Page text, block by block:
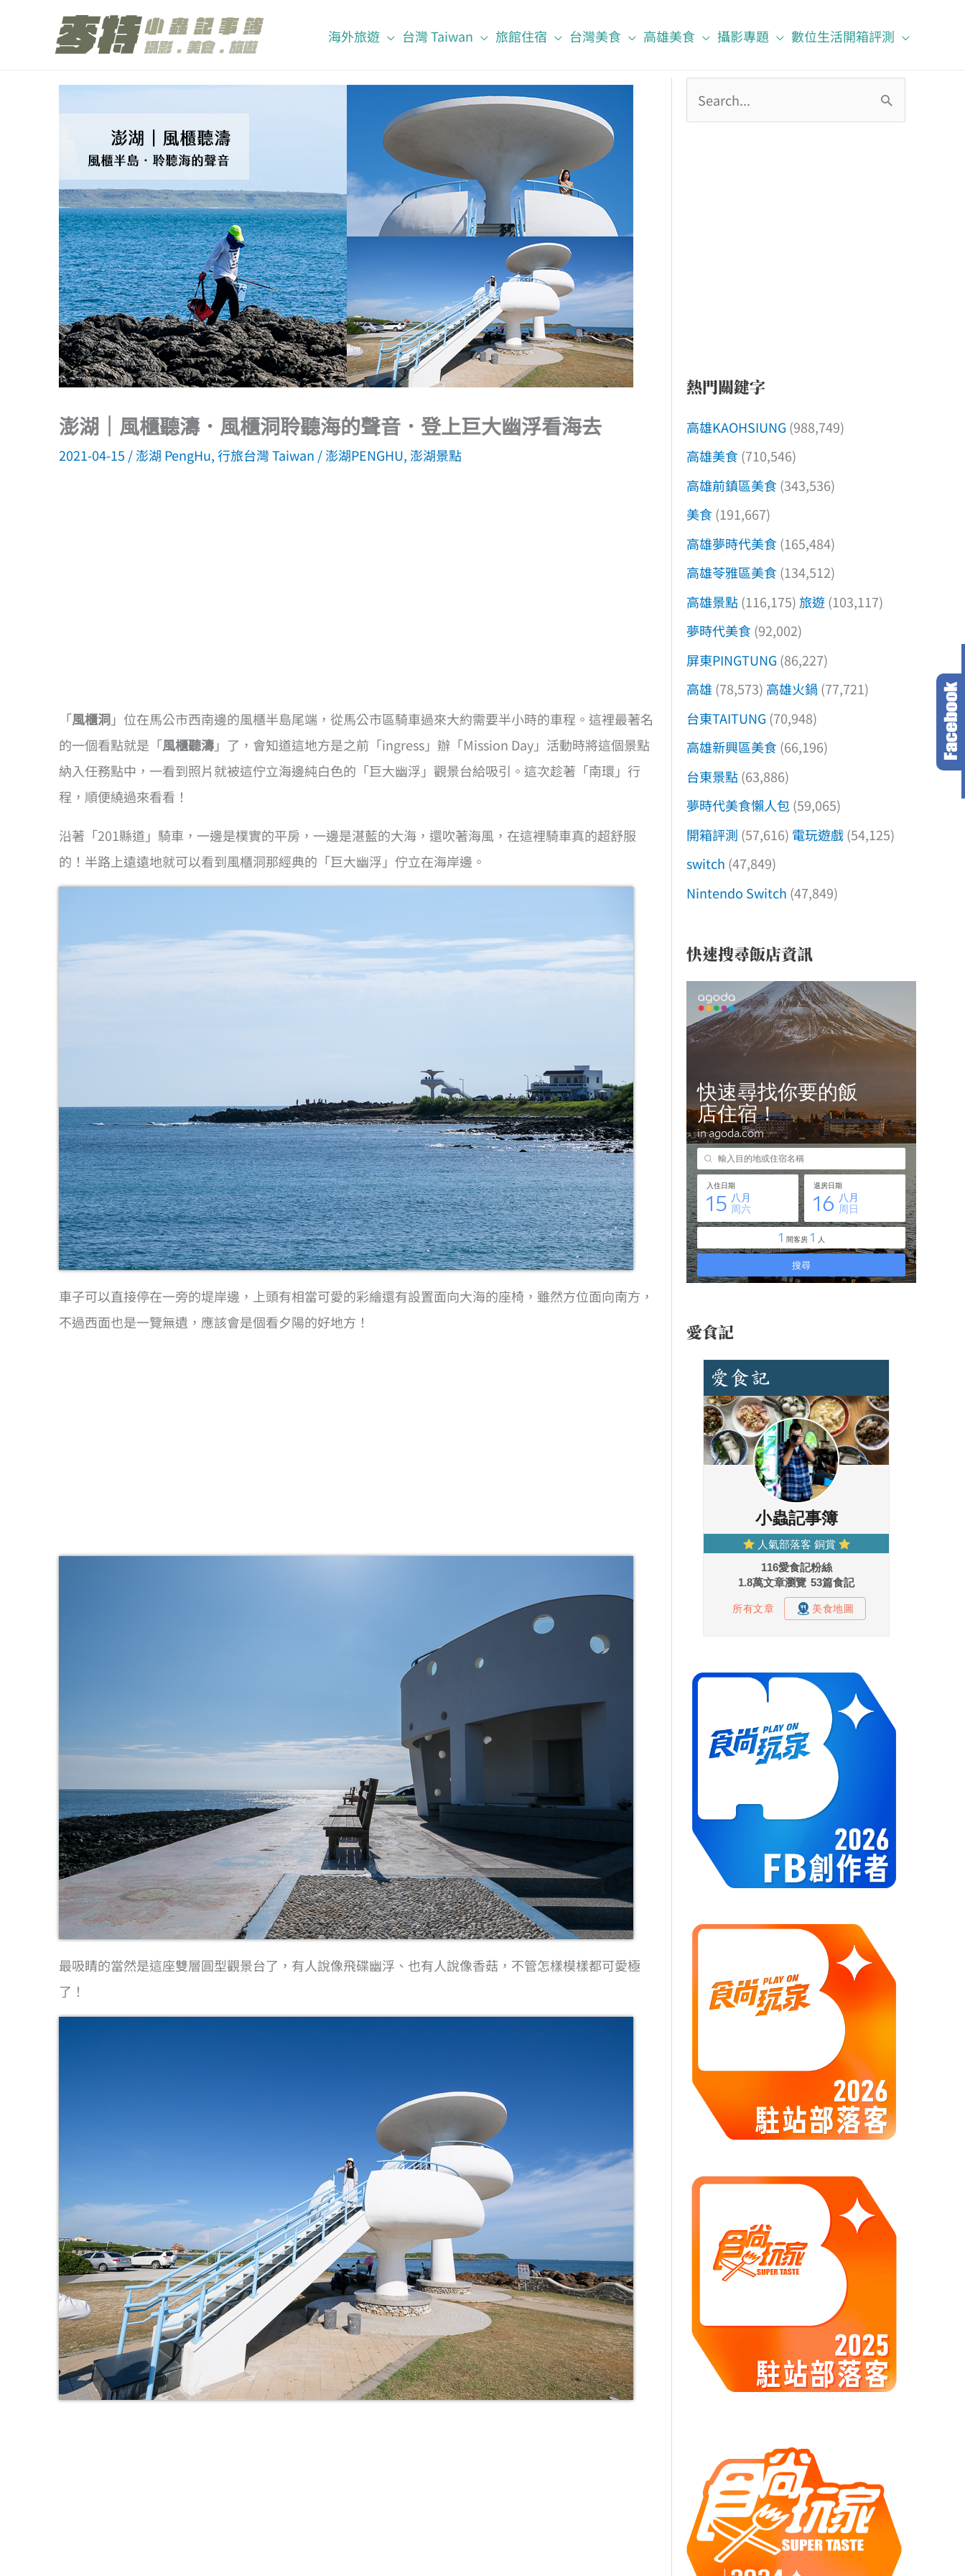
海外旅遊 台灣 Taiwan 旅館住宿 台灣美食 高雄美食 攝影專題 數位生活開箱評測
澎湖｜風櫃聽濤．風櫃洞聆聽海的聲音．登上巨大幽浮看海去
2021-04-15 /澎湖 PengHu,行旅台灣 Taiwan /澎湖PENGHU,澎湖景點
「風櫃洞」位在馬公市西南邊的風櫃半島尾端，從馬公市區騎車過來大約需要半小時的車程。這裡最著名
的一個看點就是「風櫃聽濤」了，會知道這地方是之前「ingress」辦「Mission Day」活動時將這個景點
納入任務點中，一看到照片就被這佇立海邊純白色的「巨大幽浮」觀景台給吸引。這次趁著「南環」行
程，順便繞過來看看！
沿著「201縣道」騎車，一邊是樸實的平房，一邊是湛藍的大海，還吹著海風，在這裡騎車真的超舒服
的！半路上遠遠地就可以看到風櫃洞那經典的「巨大幽浮」佇立在海岸邊。
車子可以直接停在一旁的堤岸邊，上頭有相當可愛的彩繪還有設置面向大海的座椅，雖然方位面向南方，
不過西面也是一覽無遺，應該會是個看夕陽的好地方！
最吸睛的當然是這座雙層圓型觀景台了，有人說像飛碟幽浮、也有人說像香菇，不管怎樣模樣都可愛極
了！
熱門關鍵字
高雄KAOHSIUNG (988,749)
高雄美食 (710,546)
高雄前鎮區美食 (343,536)
美食 (191,667)
高雄夢時代美食 (165,484)
高雄苓雅區美食 (134,512)
高雄景點(116,175) 旅遊(103,117)
夢時代美食 (92,002)
屏東PINGTUNG (86,227)
高雄 (78,573) 高雄火鍋 (77,721)
台東TAITUNG (70,948)
高雄新興區美食 (66,196)
台東景點(63,886)
夢時代美食懶人包(59,065)
開箱評測 (57,616) 電玩遊戲(54,125)
switch (47,849)
Nintendo Switch (47,849)
快速搜尋飯店資訊
愛食記